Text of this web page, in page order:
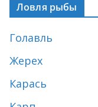
Ловля рыбы
Голавль
Жерех
Карась